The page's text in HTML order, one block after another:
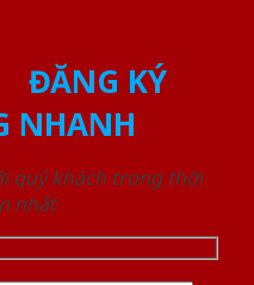
ĐĂNG KÝ
NHANH
quý khách trong thời
nhất